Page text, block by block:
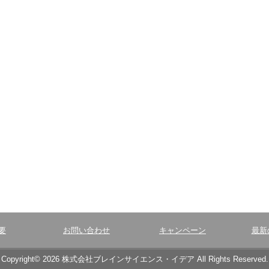
お問い合わせ キャンペーン 最新
Copyright© 2026 株式会社ブレインサイエンス・イデア All Rights Reserved.